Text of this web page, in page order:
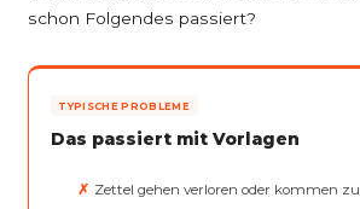
schon Folgendes passiert?
TYPISCHE PROBLEME
Das passiert mit Vorlagen
Zettel gehen verloren oder kommen